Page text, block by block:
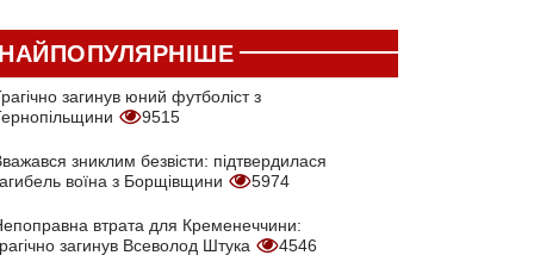
загинув юний футболіст з
9515
зниклим безвісти: підтвердилася
воїна з Борщівщини
5974
втрата для Кременеччини:
загинув Всеволод Штука
4546